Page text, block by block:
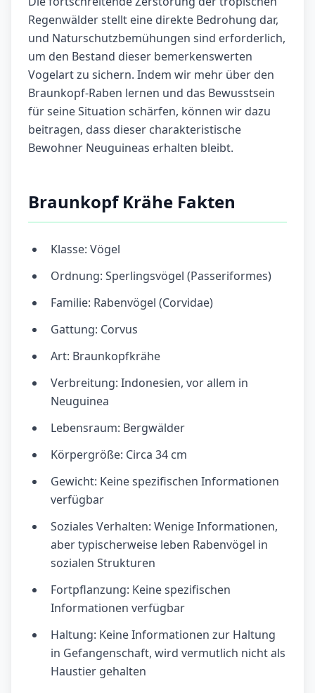
Regenwälder stellt eine direkte Bedrohung dar,
und Naturschutzbemühungen sind erforderlich,
um den Bestand dieser bemerkenswerten
Vogelart zu sichern. Indem wir mehr über den
Braunkopf-Raben lernen und das Bewusstsein
für seine Situation schärfen, können wir dazu
beitragen, dass dieser charakteristische
Bewohner Neuguineas erhalten bleibt.
Braunkopf Krähe Fakten
Klasse: Vögel
Ordnung: Sperlingsvögel (Passeriformes)
Familie: Rabenvögel (Corvidae)
Gattung: Corvus
Art: Braunkopfkrähe
Verbreitung: Indonesien, vor allem in
Neuguinea
Lebensraum: Bergwälder
Körpergröße: Circa 34 cm
Gewicht: Keine spezifischen Informationen
verfügbar
Soziales Verhalten: Wenige Informationen,
aber typischerweise leben Rabenvögel in
sozialen Strukturen
Fortpflanzung: Keine spezifischen
Informationen verfügbar
Haltung: Keine Informationen zur Haltung
in Gefangenschaft, wird vermutlich nicht als
Haustier gehalten